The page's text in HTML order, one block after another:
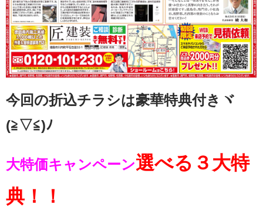
今回の折込チラシは豪華特典付きヾ
(≧▽≦)ﾉ
大特価キャンペーン選べる３大特
典！！